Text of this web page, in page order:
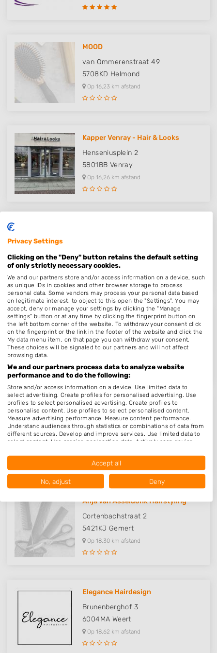
MOOD
van Ommerenstraat 49
5708KD Helmond
Op 16,23 km afstand
Kapper Venray - Hair & Looks
Henseniusplein 2
5801BB Venray
Op 16,26 km afstand
5735CR Aarle-Rixtel
Op 16,43 km afstand
Daniëlla's Hair & Nail Styling
Burgemeester Rietmanstraat 4 A
5421JX Gemert
Kapper Roggel - Hair & Looks
Kerkstraat 7 a
6088EG Roggel
Anja van Asseldonk Hairstyling
Cortenbachstraat 2
5421KJ Gemert
Op 18,30 km afstand
Elegance Hairdesign
Brunenberghof 3
6004MA Weert
Op 18,62 km afstand
Privacy Settings
Clicking on the "Deny" button retains the default setting
of only strictly necessary cookies.
We and our partners store and/or access information on a device, such
as unique IDs in cookies and other browser storage to process
personal data. Some vendors may process your personal data based
on legitimate interest, to object to this open the "Settings". You may
accept, deny or manage your settings by clicking the "Manage
settings" button or at any time by clicking the fingerprint button on
the left bottom corner of the website. To withdraw your consent click
on the fingerprint or the link in the footer of the website and click the
My data menu item, on that page you can withdraw your consent.
These choices will be signaled to our partners and will not affect
browsing data.
We and our partners process data to analyze website
performance and to do the following:
Store and/or access information on a device. Use limited data to
select advertising. Create profiles for personalised advertising. Use
profiles to select personalised advertising. Create profiles to
personalise content. Use profiles to select personalised content.
Measure advertising performance. Measure content performance.
Understand audiences through statistics or combinations of data from
different sources. Develop and improve services. Use limited data to
select content. Use precise geolocation data. Actively scan device
Data may be shared outside of the European Union and send to the
Your consent and the cookie policy applies solely to this website/app.
View Partner List (1016 IAB Vendors)
We use your data for the following purposes:
IAB processing purposes:
Store and/or access information on a device
Use limited data to select advertising
Use profiles to select personalised
Create profiles to personalise content
Use profiles to select personalised content
Accept all
No, adjust Deny